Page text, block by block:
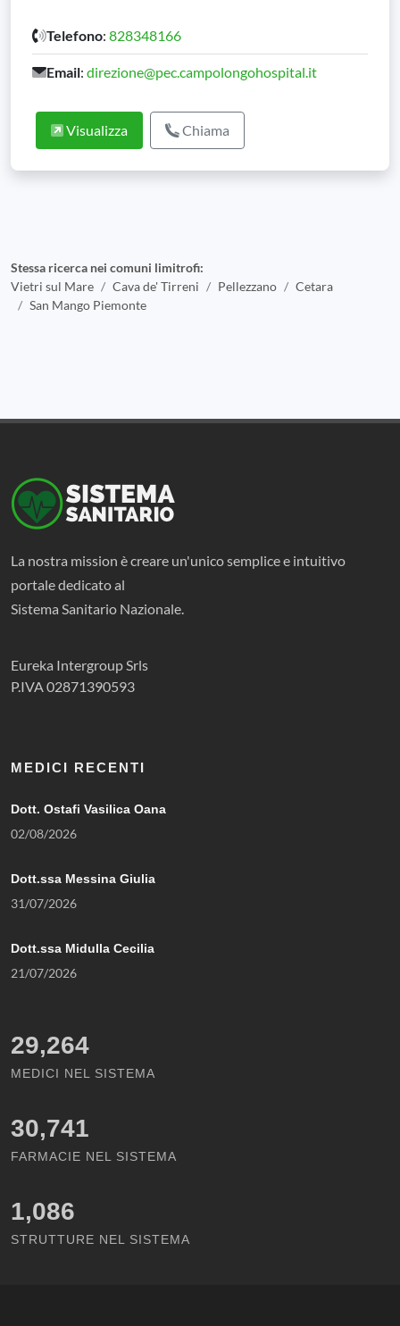
Telefono: 828348166
Email: direzione@pec.campolongohospital.it
Visualizza Chiama
Stessa ricerca nei comuni limitrofi:
Vietri sul Mare
Cava de' Tirreni Pellezzano
Cetara
San Mango Piemonte
La nostra mission è creare un'unico semplice e intuitivo
portale dedicato al
Sistema Sanitario Nazionale.
Eureka Intergroup Srls
P.IVA 02871390593
MEDICI RECENTI
Dott. Ostafi Vasilica Oana
02/08/2026
Dott.ssa Messina Giulia
31/07/2026
Dott.ssa Midulla Cecilia
21/07/2026
29,264
MEDICI NEL SISTEMA
30,741
FARMACIE NEL SISTEMA
1,086
STRUTTURE NEL SISTEMA